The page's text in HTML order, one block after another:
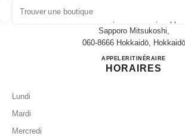
Les suggestions sont affichées sous cette
0 suggestions disponibles
3-8 Minami 1 Jōnishi, Chuo Ward,
Sapporo Mitsukoshi,
060-8666 Hokkaidō, Hokkaidō
APPELER011-221-5829
ITINÉRAIRE
HORAIRES
Lundi
Mardi
Mercredi
LUNETTES